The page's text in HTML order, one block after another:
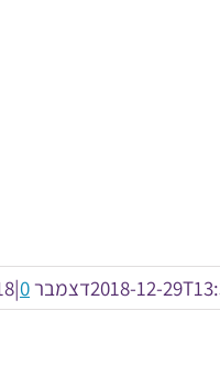
2018-12-דצמבר 29th, 2018 |0 תגובות